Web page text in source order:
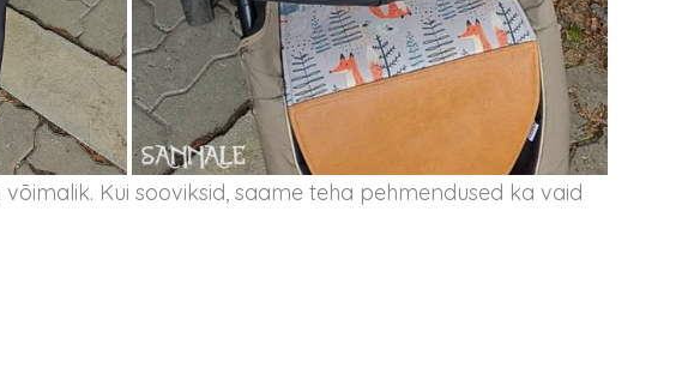
Kui sooviksid, saame teha pehmendused ka vaid